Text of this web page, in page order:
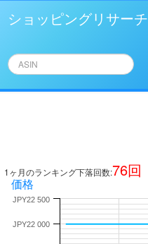
ショッピングリサーチ
1ヶ月のランキング下落回数:76回
価格
JPY22 000
JPY22 500